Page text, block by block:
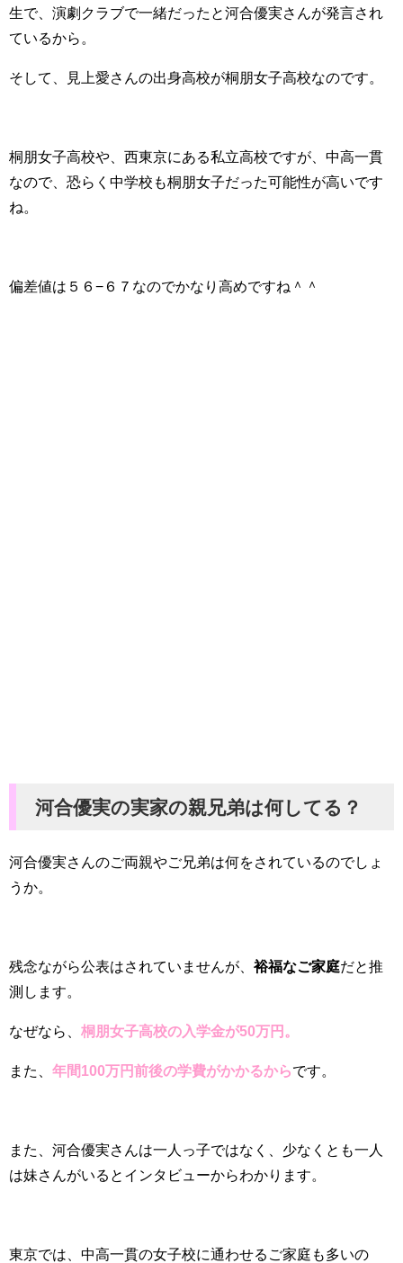
生で、演劇クラブで一緒だったと河合優実さんが発言され
ているから。
そして、見上愛さんの出身高校が桐朋女子高校なのです。
桐朋女子高校や、西東京にある私立高校ですが、中高一貫
なので、恐らく中学校も桐朋女子だった可能性が高いです
ね。
偏差値は５６−６７なのでかなり高めですね＾＾
河合優実の実家の親兄弟は何してる？
河合優実さんのご両親やご兄弟は何をされているのでしょ
うか。
残念ながら公表はされていませんが、 裕福なご家庭だと推
測します。
なぜなら、 桐朋女子高校の入学金が50万円。
また、 年間100万円前後の学費がかかるからです。
また、河合優実さんは一人っ子ではなく、少なくとも一人
は妹さんがいるとインタビューからわかります。
東京では、中高一貫の女子校に通わせるご家庭も多いの